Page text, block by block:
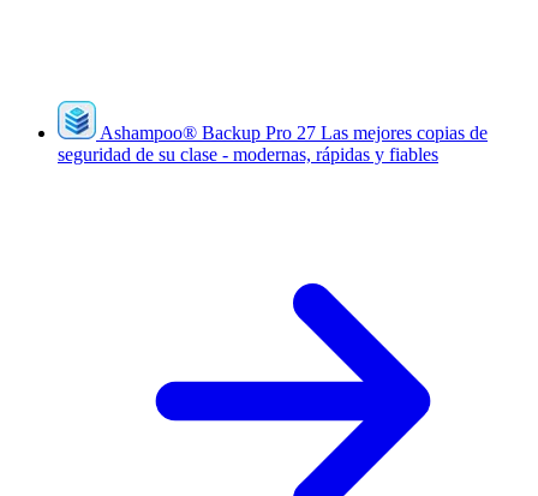
Ashampoo® Backup Pro 27 Las mejores copias de
seguridad de su clase - modernas, rápidas y fiables